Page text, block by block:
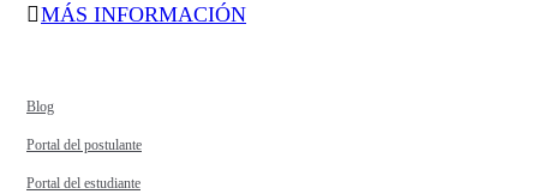
MÁS INFORMACIÓN
Blog
Portal del postulante
Portal del estudiante